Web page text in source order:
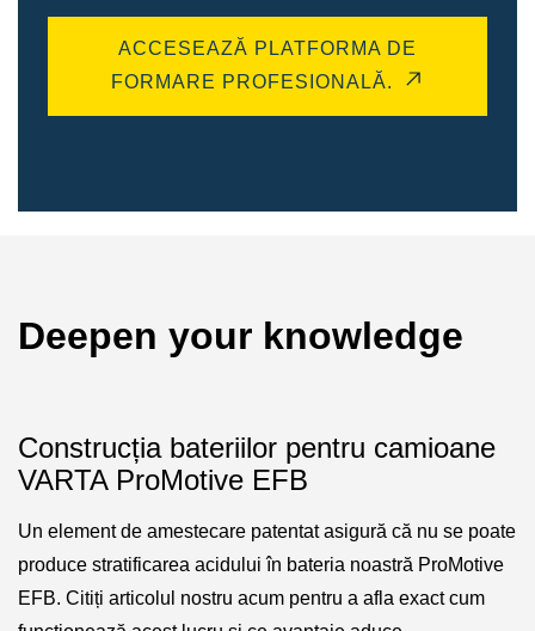
ACCESEAZĂ PLATFORMA DE
FORMARE PROFESIONALĂ.
Deepen your knowledge
Construcția bateriilor pentru camioane
VARTA ProMotive EFB
Un element de amestecare patentat asigură că nu se poate
produce stratificarea acidului în bateria noastră ProMotive
EFB. Citiți articolul nostru acum pentru a afla exact cum